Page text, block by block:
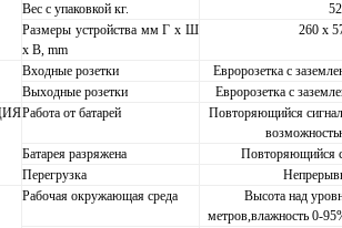
Вес с упаковкой кг.
Размеры устройства мм Г х Ш
х В, mm
260 x
Входные розетки
Евророзетка с
Выходные розетки
Евророзетка с
Работа от батарей
Повторяющийся
Батарея разряжена
Повторяющийся
Перегрузка
Рабочая окружающая среда
Высота над
метров,влажность 0-